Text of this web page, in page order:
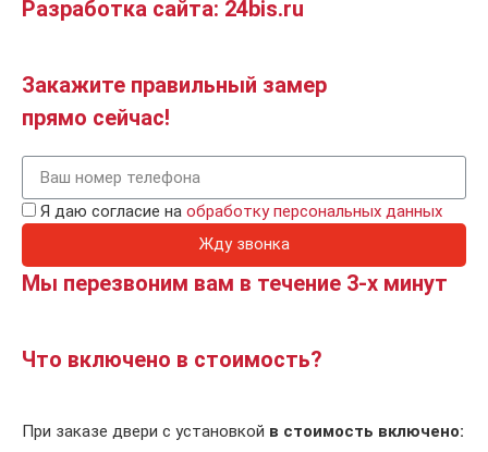
Разработка сайта: 24bis.ru
Закажите правильный замер
прямо сейчас!
Я даю согласие на обработку персональных данных
Жду звонка
Мы перезвоним вам в течение 3-х минут
Что включено в стоимость?
При заказе двери с установкой в стоимость включено: